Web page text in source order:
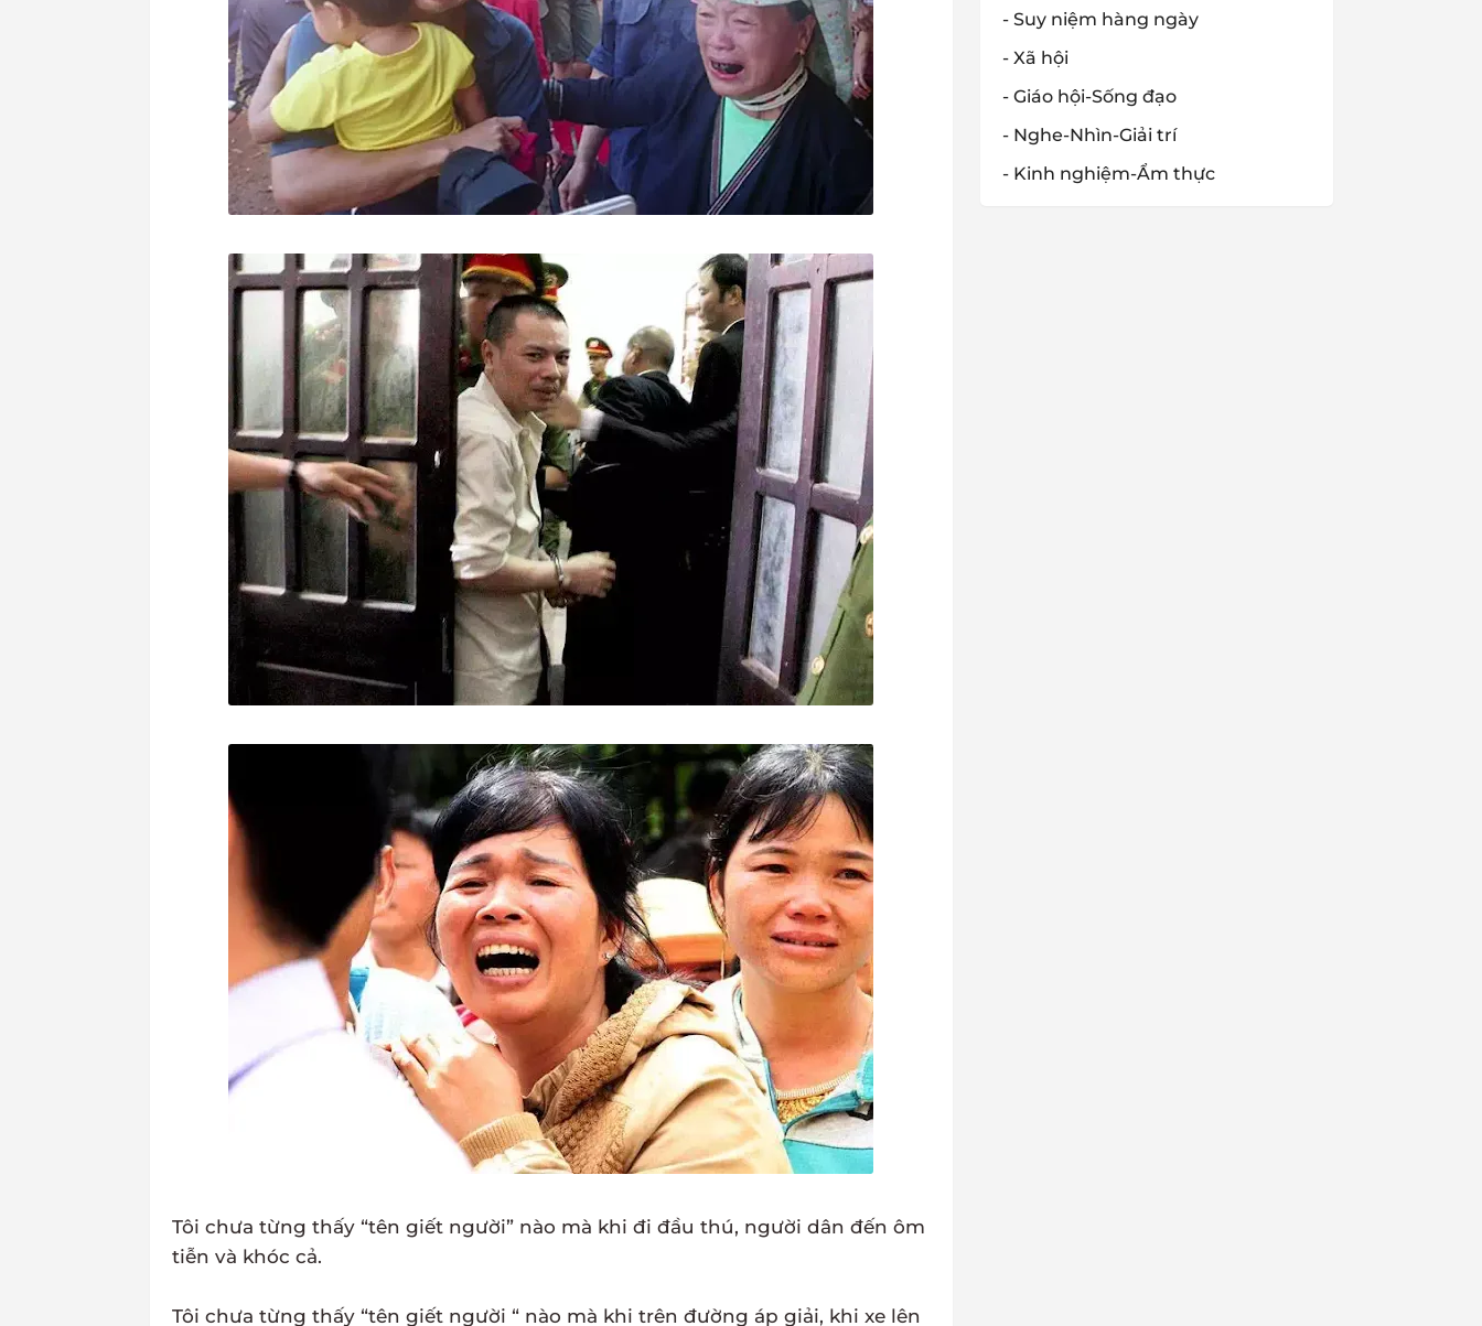
Tôi chưa từng thấy “tên giết người” nào mà khi đi đầu thú, người dân đến ôm
tiễn và khóc cả.
Tôi chưa từng thấy “tên giết người “ nào mà khi trên đường áp giải, khi xe lên
- Suy niệm hàng ngày
- Xã hội
- Giáo hội-Sống đạo
- Nghe-Nhìn-Giải trí
- Kinh nghiệm-Ẩm thực